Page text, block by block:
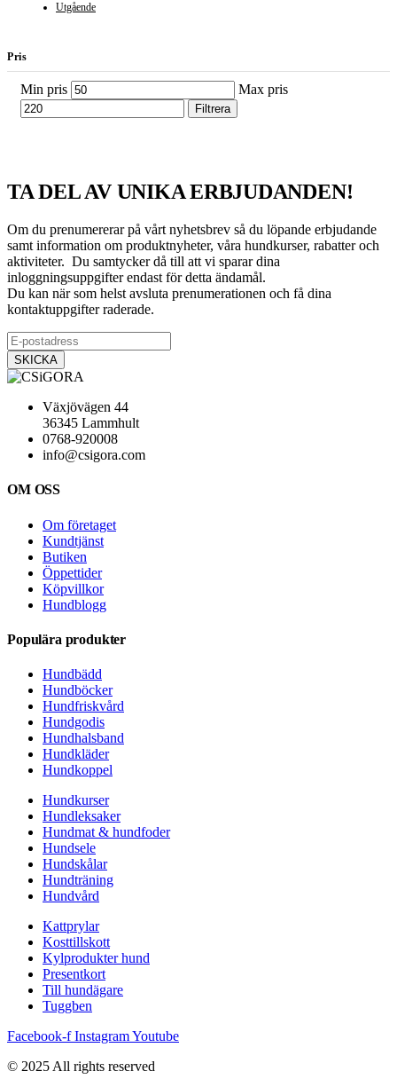
Utgående
Pris
Min pris Max pris
Filtrera
TA DEL AV UNIKA ERBJUDANDEN!
Om du prenumererar på vårt nyhetsbrev så du löpande erbjudande
samt information om produktnyheter, våra hundkurser, rabatter och
aktiviteter. Du samtycker då till att vi sparar dina
inloggningsuppgifter endast för detta ändamål.
Du kan när som helst avsluta prenumerationen och få dina
kontaktuppgifter raderade.
Växjövägen 44
36345 Lammhult
0768-920008
info@csigora.com
OM OSS
Om företaget
Kundtjänst
Butiken
Öppettider
Köpvillkor
Hundblogg
Populära produkter
Hundbädd
Hundböcker
Hundfriskvård
Hundgodis
Hundhalsband
Hundkläder
Hundkoppel
Hundkurser
Hundleksaker
Hundmat & hundfoder
Hundsele
Hundskålar
Hundträning
Hundvård
Kattprylar
Kosttillskott
Kylprodukter hund
Presentkort
Till hundägare
Tuggben
Facebook-f InstagramYoutube
© 2025 All rights reserved